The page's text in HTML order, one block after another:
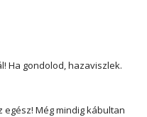
Ha gondolod, hazaviszlek.
Még mindig kábultan